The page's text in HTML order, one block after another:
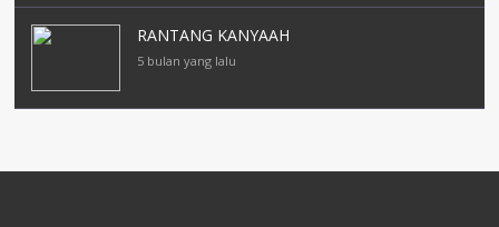
RANTANG KANYAAH
5 bulan yang lalu